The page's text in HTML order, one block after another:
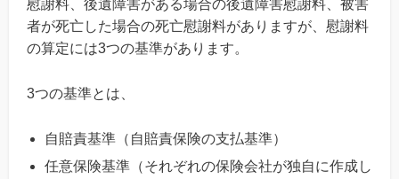
慰謝料、後遺障害がある場合の後遺障害慰謝料、被害
者が死亡した場合の死亡慰謝料がありますが、慰謝料
の算定には3つの基準があります。
3つの基準とは、
自賠責基準（自賠責保険の支払基準）
任意保険基準（それぞれの保険会社が独自に作成し